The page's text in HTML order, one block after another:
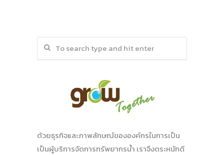
ด้วยธุรกิจและภาพลักษณ์ขององค์กรในการเป็น
เป็นผู้บริการจัดการทรัพยากรน้ำ เราจึงตระหนักดี